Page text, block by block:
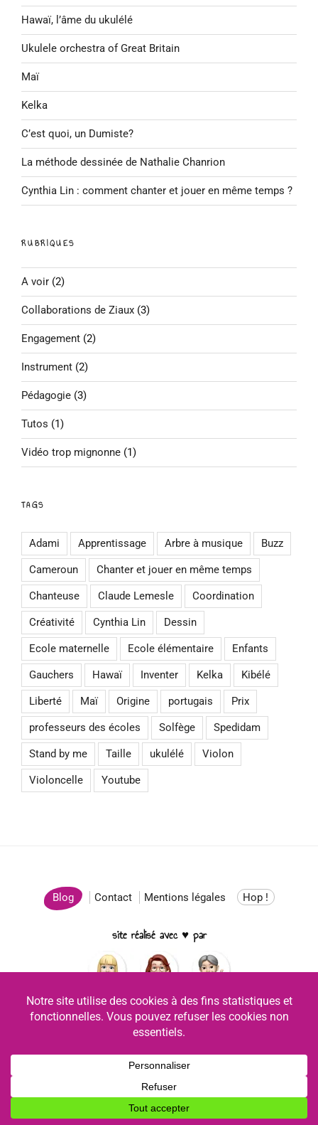
Hawaï, l’âme du ukulélé
Ukulele orchestra of Great Britain
Maï
Kelka
C’est quoi, un Dumiste?
La méthode dessinée de Nathalie Chanrion
Cynthia Lin : comment chanter et jouer en même temps ?
RUBRIQUES
A voir (2)
Collaborations de Ziaux (3)
Engagement (2)
Instrument (2)
Pédagogie (3)
Tutos (1)
Vidéo trop mignonne (1)
TAGS
Adami Apprentissage Arbre à musique Buzz
Cameroun Chanter et jouer en même temps
Chanteuse Claude Lemesle Coordination
Créativité Cynthia Lin Dessin
Ecole maternelle Ecole élémentaire Enfants
Gauchers Hawaï Inventer Kelka Kibélé
Liberté Maï Origine portugais Prix
professeurs des écoles Solfège Spedidam
Stand by me Taille ukulélé Violon
Violoncelle Youtube
Blog Contact Mentions légales Hop !
site réalisé avec ♥ par
Copyright © 2026 Chanter Ukulélé - Tous droits réservés